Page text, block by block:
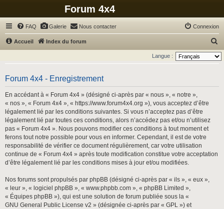
Forum 4x4
FAQ Galerie Nous contacter Connexion
Accueil Index du forum
e
c
e
Langue :
Forum 4x4 - Enregistrement
En accédant à « Forum 4x4 » (désigné ci-après par « nous », « notre »,
« nos », « Forum 4x4 », « https://www.forum4x4.org »), vous acceptez d’être
légalement lié par les conditions suivantes. Si vous n’acceptez pas d’être
légalement lié par toutes ces conditions, alors n’accédez pas et/ou n’utilisez
pas « Forum 4x4 ». Nous pouvons modifier ces conditions à tout moment et
ferons tout notre possible pour vous en informer. Cependant, il est de votre
responsabilité de vérifier ce document régulièrement, car votre utilisation
continue de « Forum 4x4 » après toute modification constitue votre acceptation
d’être légalement lié par les conditions mises à jour et/ou modifiées.
Nos forums sont propulsés par phpBB (désigné ci-après par « ils », « eux »,
« leur », « logiciel phpBB », « www.phpbb.com », « phpBB Limited »,
« Équipes phpBB »), qui est une solution de forum publiée sous la «
GNU General Public License v2 » (désignée ci-après par « GPL ») et